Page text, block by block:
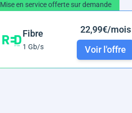
Mise en service offerte sur demande
Fibre
1 Gb/s
22,99€/mois
Voir l'offre